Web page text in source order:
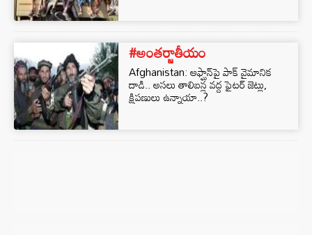
#అంతర్జాతీయం
Afghanistan: ఆఫ్ఘాన్‌పై పాక్ వైమానిక
దాడి.. అసలు తాలిబన్ల వద్ద ఫైటర్ జెట్లు,
క్షిపణులు ఉన్నాయా..?